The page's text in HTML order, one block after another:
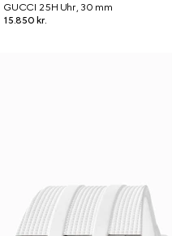
GUCCI 25H Uhr, 30 mm
15.850 kr.